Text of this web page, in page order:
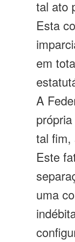
tal ato
Esta
em
A
tal fim,
Este
uma